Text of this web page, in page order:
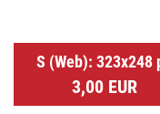
S (Web): 323x248
3,00 EUR